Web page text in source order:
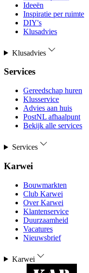
Ideeën
Inspiratie per ruimte
DIY's
Klusadvies
Klusadvies
Services
Gereedschap huren
Klusservice
Advies aan huis
PostNL afhaalpunt
Bekijk alle services
Services
Karwei
Bouwmarkten
Club Karwei
Over Karwei
Klantenservice
Duurzaamheid
Vacatures
Nieuwsbrief
Karwei